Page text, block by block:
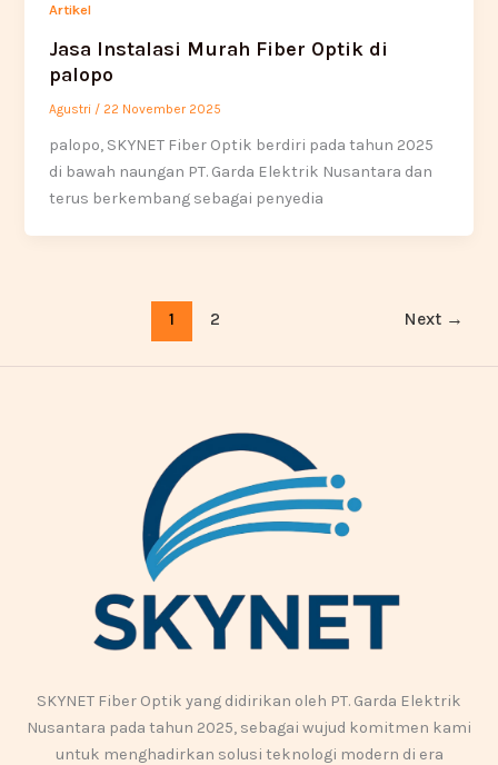
Artikel
Jasa Instalasi Murah Fiber Optik di
palopo
Agustri / 22 November 2025
palopo, SKYNET Fiber Optik berdiri pada tahun 2025
di bawah naungan PT. Garda Elektrik Nusantara dan
terus berkembang sebagai penyedia
1 2 Next →
SKYNET Fiber Optik yang didirikan oleh PT. Garda Elektrik
Nusantara pada tahun 2025, sebagai wujud komitmen kami
untuk menghadirkan solusi teknologi modern di era